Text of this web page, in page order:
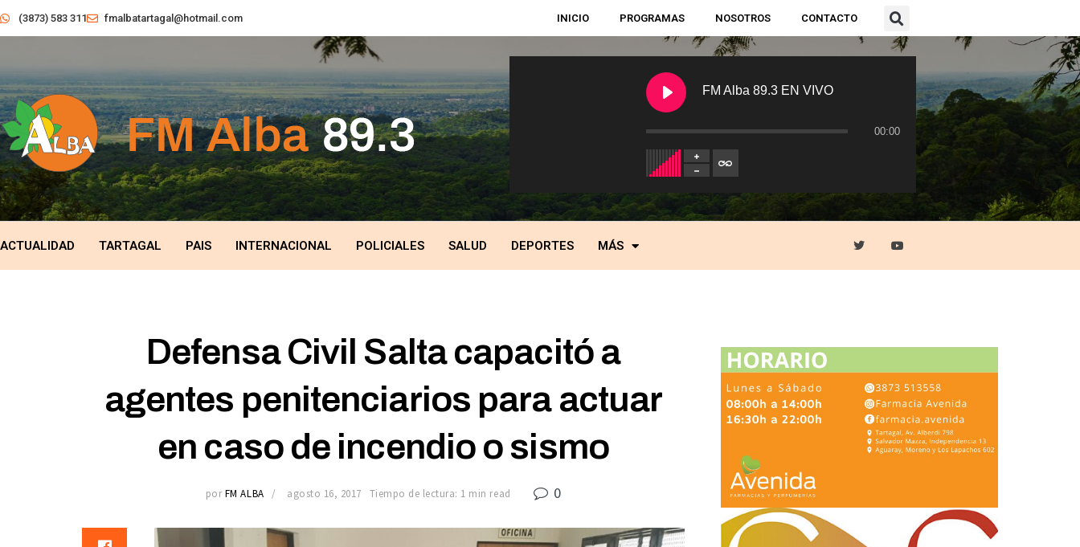
(3873) 583 311 fmalbatartagal@hotmail.com INICIO PROGRAMAS NOSOTROS CONTACTO
FM Alba 89.3 EN VIVO
00:00
ACTUALIDAD TARTAGAL PAIS INTERNACIONAL POLICIALES SALUD DEPORTES MÁS
Defensa Civil Salta capacitó a
agentes penitenciarios para actuar
en caso de incendio o sismo
por FM ALBA agosto 16, 2017 Tiempo de lectura: 1 min read 0